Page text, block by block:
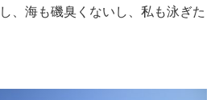
、海も磯臭くないし、私も泳ぎた